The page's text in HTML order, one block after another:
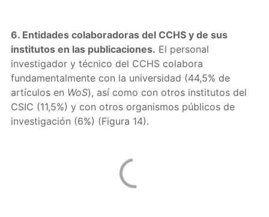
6. Entidades colaboradoras del CCHS y de sus
institutos en las publicaciones. El personal
investigador y técnico del CCHS colabora
fundamentalmente con la universidad (44,5% de
artículos en WoS), así como con otros institutos del
CSIC (11,5%) y con otros organismos públicos de
investigación (6%) (Figura 14).